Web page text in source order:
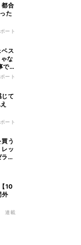
都合
た
ート
ス
な
で
話
ート
じて
ート
う
ッ
オ
ッ
10
外
連載